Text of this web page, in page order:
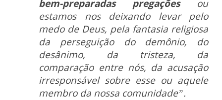
bem-preparadas pregaçõesou
estamos nos deixando levar pelo
medo de Deus, pela fantasia religiosa
da perseguição do demônio, do
desânimo, da tristeza, da
comparação entre nós, da acusação
irresponsável sobre esse ou aquele
membro da nossa comunidade”.